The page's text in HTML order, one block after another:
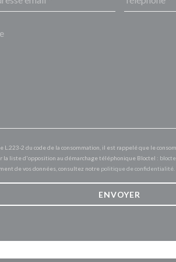
L.223-2 du code de la consommation, il est rappelé que le
la liste d'opposition au démarchage téléphonique Bloctel :
de vos données, consultez notre politique de confidentialité